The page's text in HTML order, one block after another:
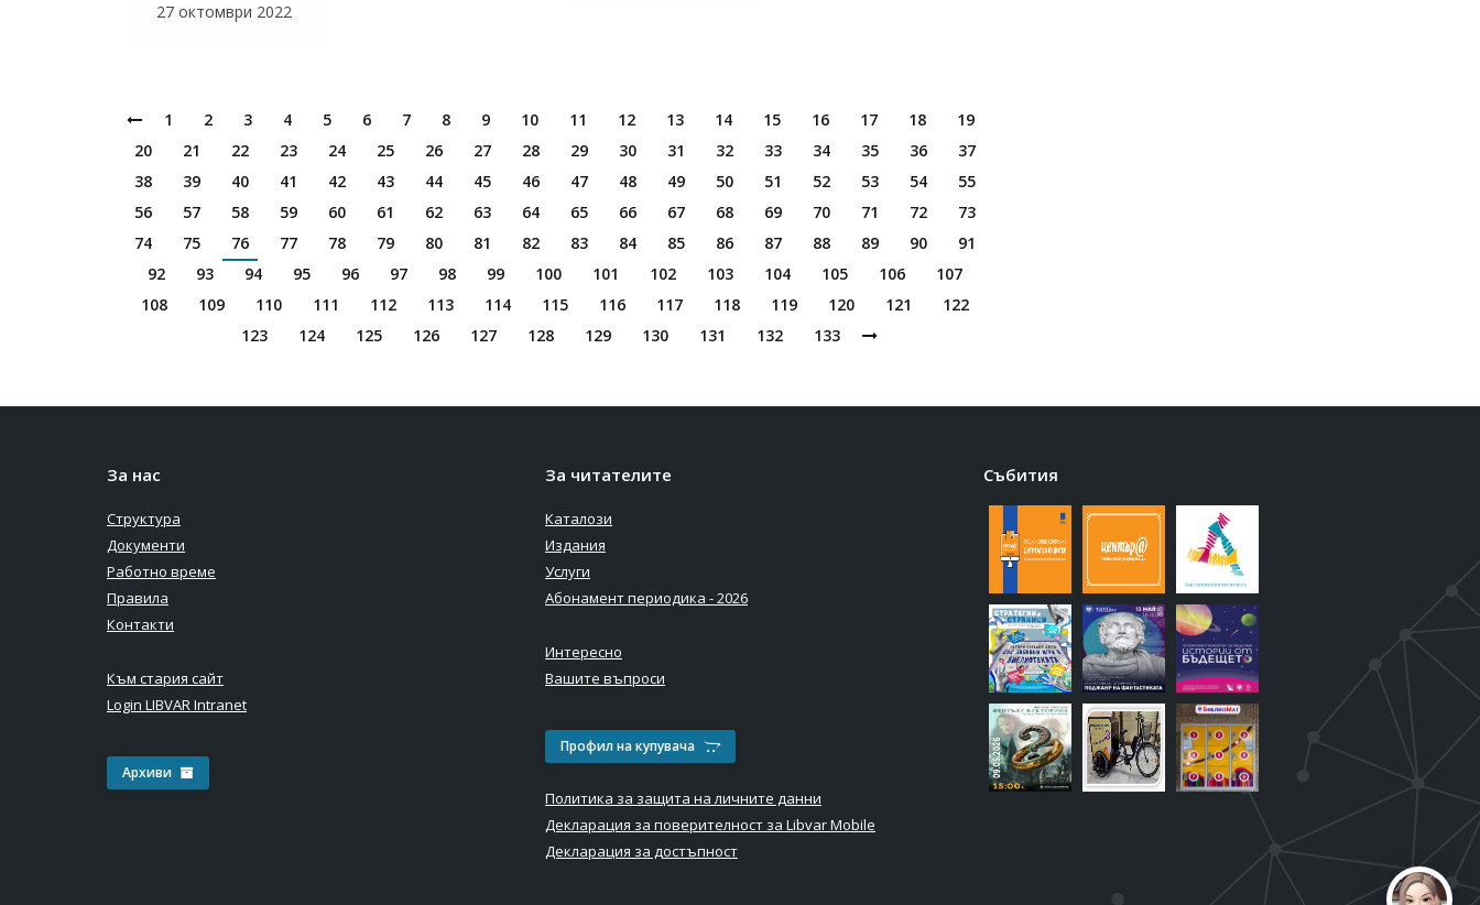
27 октомври 2022
1 2 3 4 5 6 7 8 9 10 11 12 13 14 15 16 17 18
19
20
21 22 23 24 25 26 27 28 29 30 31 32 33 34 35 36
37
38
39 40 41 42 43 44 45 46 47 48 49 50 51 52 53 54
55
56
57 58 59 60 61 62 63 64 65 66 67 68 69 70 71 72
73
74
75 76 77 78 79 80 81 82 83 84 85 86 87 88 89 90
91
92
93 94 95 96 97 98 99 100 101 102 103 104 105 106
107
108
109 110 111 112 113 114 115 116 117 118 119 120 121
122
123
124 125 126 127 128 129 130 131 132 133
За нас
Структура
Документи
Работно време
Правила
Контакти
Към стария сайт
Login LIBVAR Intranet
Архиви
За читателите
Каталози
Издания
Услуги
Абонамент периодика - 2026
Интересно
Вашите въпроси
Профил на купувача
Политика за защита на личните данни
Декларация за поверителност за Libvar Mobile
Декларация за достъпност
Събития